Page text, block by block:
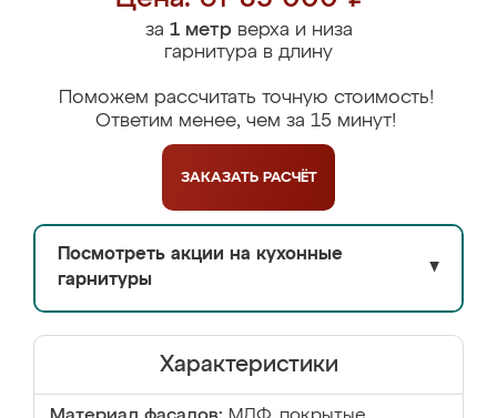
за 1 метрверха и низа
гарнитура в длину
Поможем рассчитать точную стоимость!
Ответим менее, чем за 15 минут!
ЗАКАЗАТЬ РАСЧЁТ
Посмотреть акции на кухонные
гарнитуры
▼
Характеристики